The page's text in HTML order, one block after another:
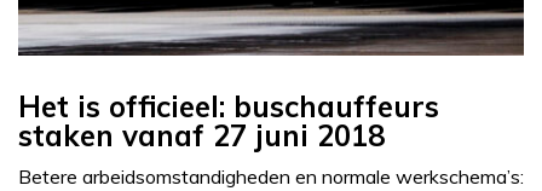
Het is officieel: buschauffeurs
staken vanaf 27 juni 2018
Betere arbeidsomstandigheden en normale werkschema’s: